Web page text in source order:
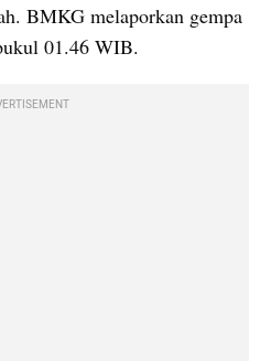
BMKG melaporkan gempa
01.46 WIB.